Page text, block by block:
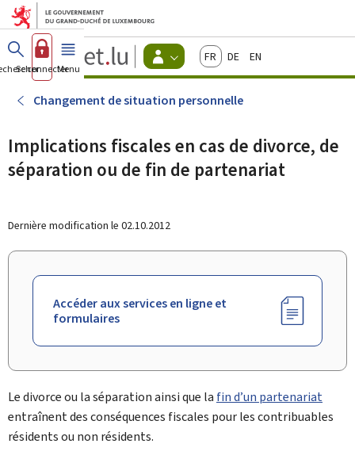
Aller au menu principal
Aller au contenu
Guichet.lu
Changer
d'espace
Menu
actif
FrançaisDeutschEnglish
Se connecterMenu principal
Changement de situation personnelle
Implications fiscales en cas de divorce, de
séparation ou de fin de partenariat
Dernière modification le 02.10.2012
Accéder aux services en ligne et
formulaires
Le divorce ou la séparation ainsi que la fin d’un partenariat
entraînent des conséquences fiscales pour les contribuables
résidents ou non résidents.